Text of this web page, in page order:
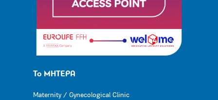
Το ΜΗΤΕΡΑ
Maternity / Gynecological Clinic